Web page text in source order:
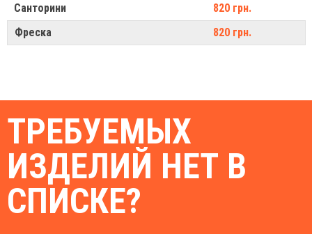
Санторини
820 грн.
Фреска
820 грн.
ТРЕБУЕМЫХ
ИЗДЕЛИЙ НЕТ В
СПИСКЕ?